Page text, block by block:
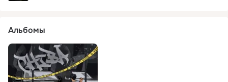
Альбомы